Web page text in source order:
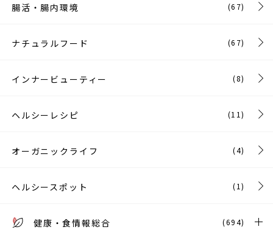
腸活・腸内環境 (67)
ナチュラルフード (67)
インナービューティー (8)
ヘルシーレシピ (11)
オーガニックライフ (4)
ヘルシースポット (1)
健康・食情報総合 (694)